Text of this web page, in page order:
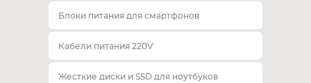
Блоки питания для смартфонов
Кабели питания 220V
Жесткие диски и SSD для ноутбуков